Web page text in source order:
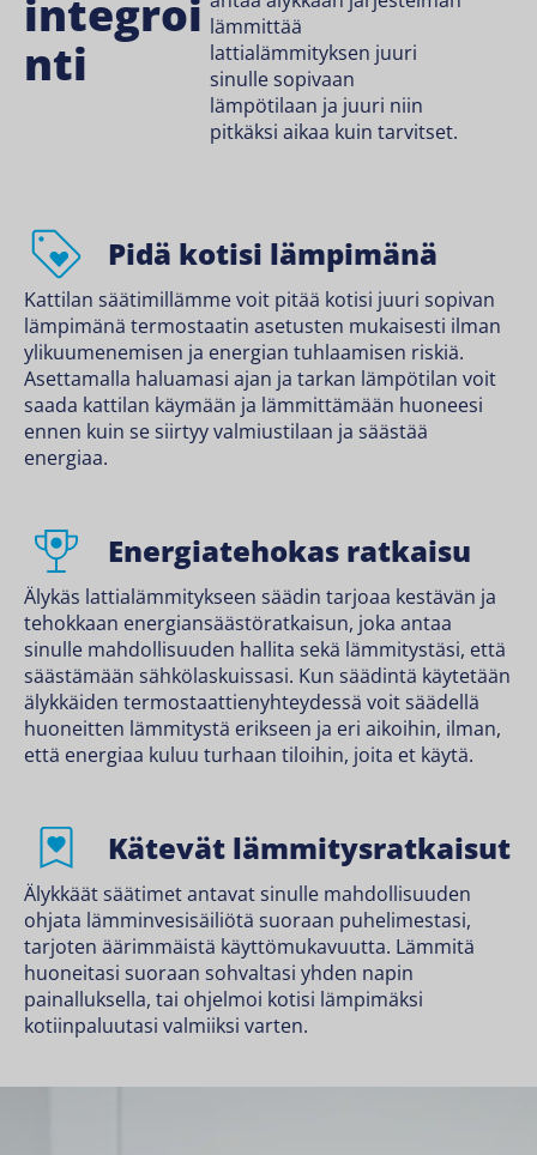
integroi
nti
lämmittää
lattialämmityksen juuri
sinulle sopivaan
lämpötilaan ja juuri niin
pitkäksi aikaa kuin tarvitset.
Pidä kotisi lämpimänä
Kattilan säätimillämme voit pitää kotisi juuri sopivan
lämpimänä termostaatin asetusten mukaisesti ilman
ylikuumenemisen ja energian tuhlaamisen riskiä.
Asettamalla haluamasi ajan ja tarkan lämpötilan voit
saada kattilan käymään ja lämmittämään huoneesi
ennen kuin se siirtyy valmiustilaan ja säästää
energiaa.
Energiatehokas ratkaisu
Älykäs lattialämmitykseen säädin tarjoaa kestävän ja
tehokkaan energiansäästöratkaisun, joka antaa
sinulle mahdollisuuden hallita sekä lämmitystäsi, että
säästämään sähkölaskuissasi. Kun säädintä käytetään
älykkäiden termostaattienyhteydessä voit säädellä
huoneitten lämmitystä erikseen ja eri aikoihin, ilman,
että energiaa kuluu turhaan tiloihin, joita et käytä.
Kätevät lämmitysratkaisut
Älykkäät säätimet antavat sinulle mahdollisuuden
ohjata lämminvesisäiliötä suoraan puhelimestasi,
tarjoten äärimmäistä käyttömukavuutta. Lämmitä
huoneitasi suoraan sohvaltasi yhden napin
painalluksella, tai ohjelmoi kotisi lämpimäksi
kotiinpaluutasi valmiiksi varten.